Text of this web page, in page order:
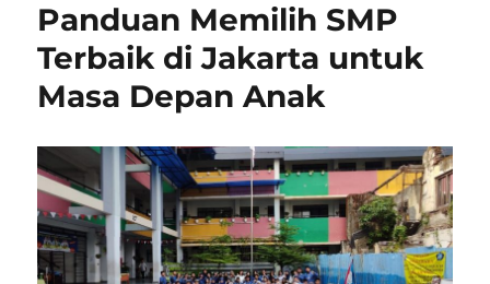
Panduan Memilih SMP
Terbaik di Jakarta untuk
Masa Depan Anak